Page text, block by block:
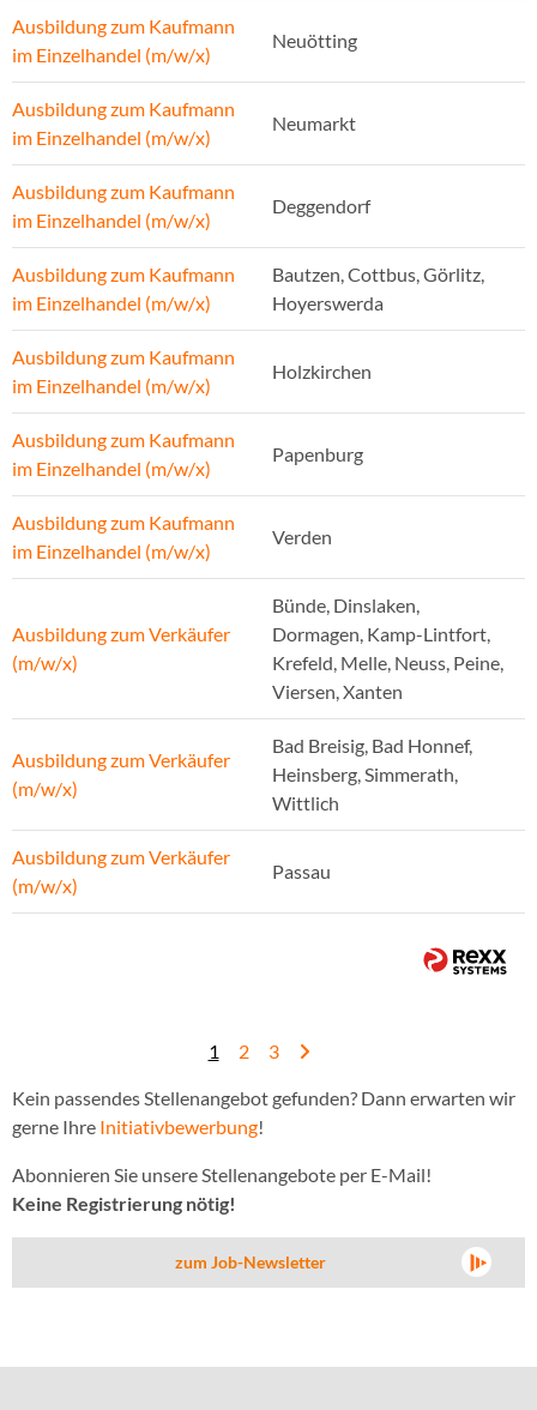
Ausbildung zum Kaufmann
im Einzelhandel (m/w/x)
Neuötting
Ausbildung zum Kaufmann
im Einzelhandel (m/w/x)
Neumarkt
Ausbildung zum Kaufmann
im Einzelhandel (m/w/x)
Deggendorf
Ausbildung zum Kaufmann
im Einzelhandel (m/w/x)
Bautzen, Cottbus, Görlitz,
Hoyerswerda
Ausbildung zum Kaufmann
im Einzelhandel (m/w/x)
Holzkirchen
Ausbildung zum Kaufmann
im Einzelhandel (m/w/x)
Papenburg
Ausbildung zum Kaufmann
im Einzelhandel (m/w/x)
Verden
Ausbildung zum Verkäufer
(m/w/x)
Bünde, Dinslaken,
Dormagen, Kamp-Lintfort,
Krefeld, Melle, Neuss, Peine,
Viersen, Xanten
Ausbildung zum Verkäufer
(m/w/x)
Bad Breisig, Bad Honnef,
Heinsberg, Simmerath,
Wittlich
Ausbildung zum Verkäufer
(m/w/x)
Passau
1 2 3
Kein passendes Stellenangebot gefunden? Dann erwarten wir
gerne Ihre Initiativbewerbung!
Abonnieren Sie unsere Stellenangebote per E-Mail!
Keine Registrierung nötig!
zum Job-Newsletter